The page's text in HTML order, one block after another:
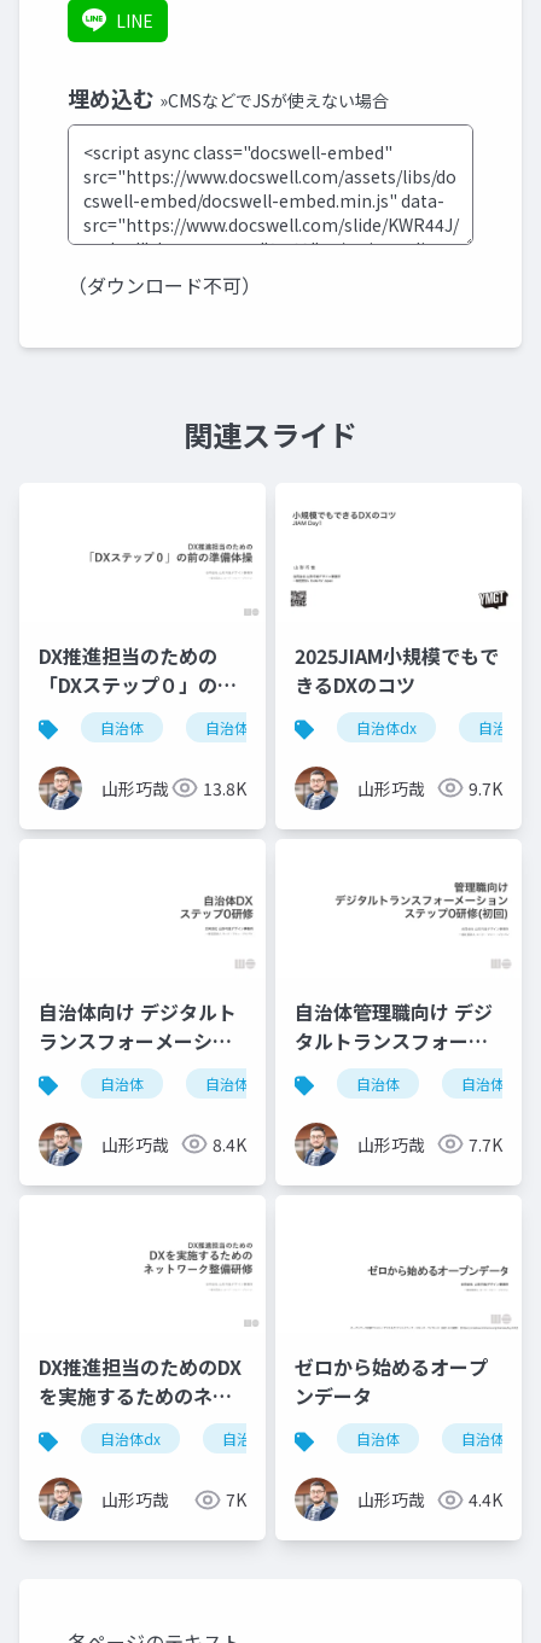
LINE
埋め込む »CMSなどでJSが使えない場合
（ダウンロード不可）
関連スライド
DX推進担当のための
「DXステップ０」の前
の準備体操
自治体 自治体dx dx
山形巧哉 13.8K
2025JIAM小規模でもで
きるDXのコツ
自治体dx 自治体
山形巧哉 9.7K
自治体向け デジタルト
ランスフォーメーショ
ン(DX) ステップ0研修
自治体 自治体dx dx
山形巧哉 8.4K
自治体管理職向け デジ
タルトランスフォーメ
ーション(DX) ステップ
0研修
自治体 自治体dx
山形巧哉 7.7K
DX推進担当のためのDX
を実施するためのネッ
トワーク整備研修(ダイ
ジェスト)
自治体dx 自治体 dx
山形巧哉 7K
ゼロから始めるオープ
ンデータ
自治体 自治体dx
山形巧哉 4.4K